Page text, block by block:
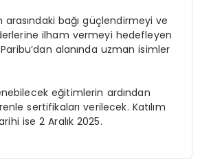
bağı güçlendirmeyi ve
ilham vermeyi hedefleyen
alanında uzman isimler
eğitimlerin ardından
sertifikaları verilecek. Katılım
ise 2 Aralık 2025.